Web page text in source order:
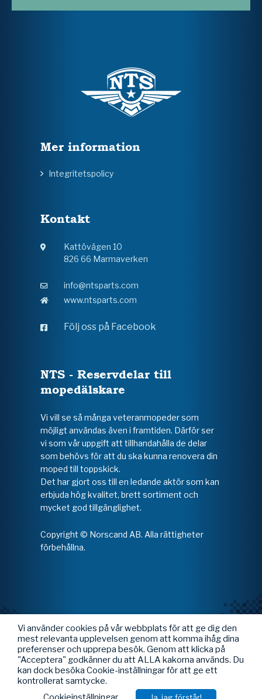
Mer information
Integritetspolicy
Kontakt
Kattövägen 10
826 66 Marmaverken
info@ntsparts.com
www.ntsparts.com
Följ oss på Facebook
NTS - Reservdelar till
mopedälskare
Vi vill se så många veteranmopeder som
möjligt användas även i framtiden. Därför ser
vi som vår uppgift att tillhandahålla de delar
som behövs för att du ska kunna renovera din
moped till toppskick.
Det har gjort oss till en ledande aktör som kan
erbjuda hög kvalitet, brett sortiment och
mycket god tillgänglighet.
Copyright © Norscand AB. Alla rättigheter
förbehållna.
Vi använder cookies på vår webbplats för att ge dig den
mest relevanta upplevelsen genom att komma ihåg dina
preferenser och upprepa besök. Genom att klicka på
"Acceptera" godkänner du att ALLA kakorna används. Du
kan dock besöka Cookie-inställningar för att ge ett
kontrollerat samtycke.